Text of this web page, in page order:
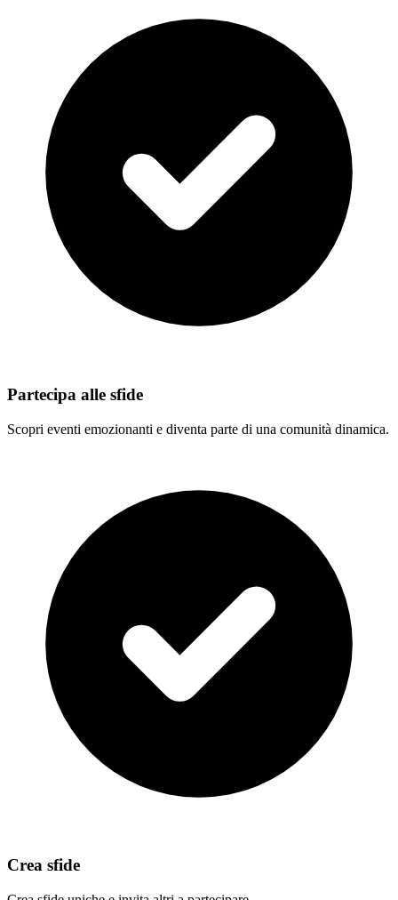
Partecipa alle sfide
Scopri eventi emozionanti e diventa parte di una comunità dinamica.
Crea sfide